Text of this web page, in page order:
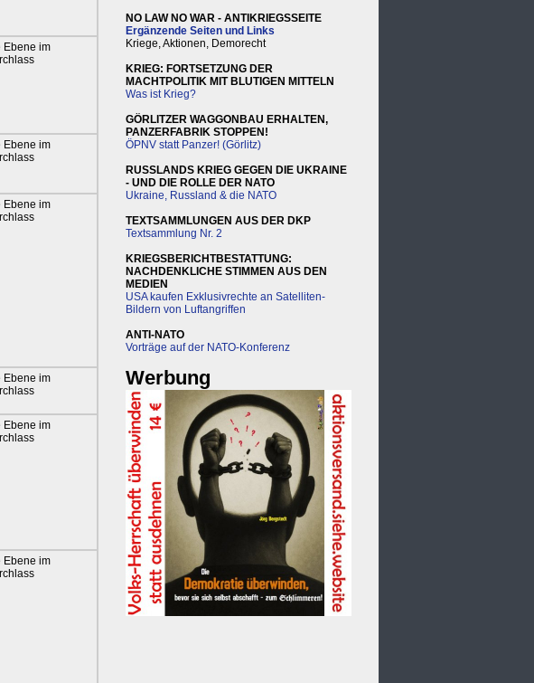
Ebene im
Ebene im
Ebene im
Ebene im
Ebene im
Ebene im
NO LAW NO WAR - ANTIKRIEGSSEITE
Ergänzende Seiten und Links
Kriege, Aktionen, Demorecht
KRIEG: FORTSETZUNG DER
MACHTPOLITIK MIT BLUTIGEN MITTELN
Was ist Krieg?
GÖRLITZER WAGGONBAU ERHALTEN,
PANZERFABRIK STOPPEN!
ÖPNV statt Panzer! (Görlitz)
RUSSLANDS KRIEG GEGEN DIE UKRAINE
- UND DIE ROLLE DER NATO
Ukraine, Russland & die NATO
TEXTSAMMLUNGEN AUS DER DKP
Textsammlung Nr. 2
KRIEGSBERICHTBESTATTUNG:
NACHDENKLICHE STIMMEN AUS DEN
MEDIEN
USA kaufen Exklusivrechte an Satelliten-
Bildern von Luftangriffen
ANTI-NATO
Vorträge auf der NATO-Konferenz
Werbung